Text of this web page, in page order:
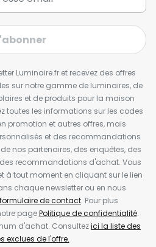
Luminaire.fr et recevez des offres
sur notre gamme de luminaires, de
et de produits pour la maison
toutes les informations sur les codes
promotion et autres offres, mais
et des recommandations
nos partenaires, des enquêtes, des
recommandations d'achat. Vous
à tout moment en cliquant sur le lien
chaque newsletter ou en nous
formulaire de contact. Pour plus
pagePolitique de confidentialité.
d'achat. Consultezici la liste des
exclues de l'offre.